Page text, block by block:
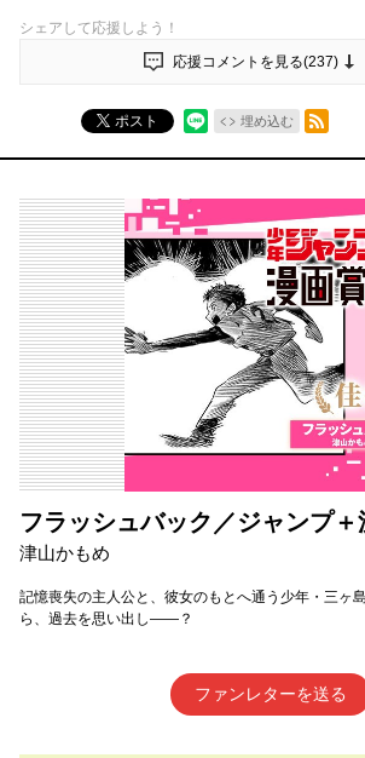
シェアして応援しよう！
応援コメントを見る(237)
ポスト 埋め込む
RSSフィード
フラッシュバック／ジャンプ＋
津山かもめ
記憶喪失の主人公と、彼女のもとへ通う少年・三ヶ
ら、過去を思い出し――？
ファンレターを送る